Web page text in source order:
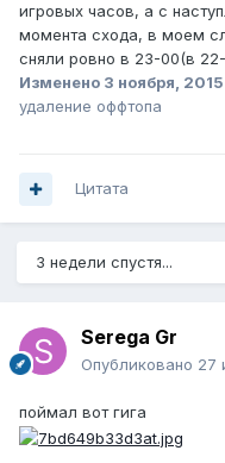
игровых часов, а с
момента схода, в моем
сняли ровно в 23-00(в
Изменено 3 ноября, 2015
удаление оффтопа
Цитата
3 недели спустя...
Serega Gr
Опубликовано 27
поймал вот гига